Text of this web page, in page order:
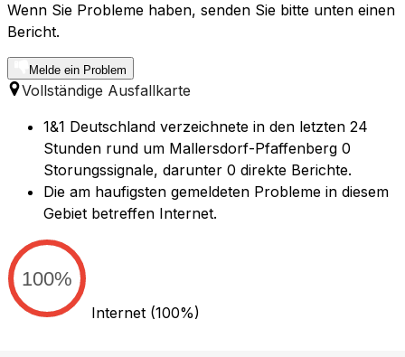
Wenn Sie Probleme haben, senden Sie bitte unten einen
Bericht.
Melde ein Problem
Vollständige Ausfallkarte
1&1 Deutschland verzeichnete in den letzten 24
Stunden rund um Mallersdorf-Pfaffenberg 0
Storungssignale, darunter 0 direkte Berichte.
Die am haufigsten gemeldeten Probleme in diesem
Gebiet betreffen Internet.
100%
Internet (100%)